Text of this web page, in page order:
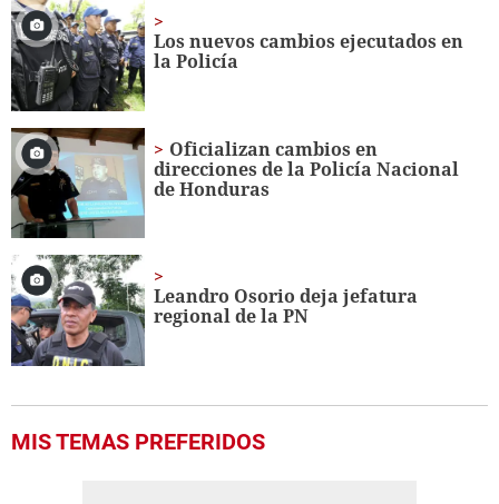
1
minute,
54
seconds
Los nuevos cambios ejecutados en
la Policía
Oficializan cambios en
direcciones de la Policía Nacional
de Honduras
Leandro Osorio deja jefatura
regional de la PN
MIS TEMAS PREFERIDOS